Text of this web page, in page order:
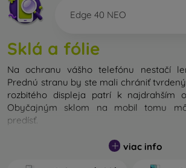
Edge 40 NEO
Sklá a fólie
Na ochranu vášho telefónu nestačí
Prednú stranu by ste mali chrániť
rozbitého displeja patrí k najdrahším
Obyčajným sklom na mobil tomu
predísť.
Nerozbitné sklo na mobil síce neexistuje,
ostane váš displej zväčša neporušený.
viac info